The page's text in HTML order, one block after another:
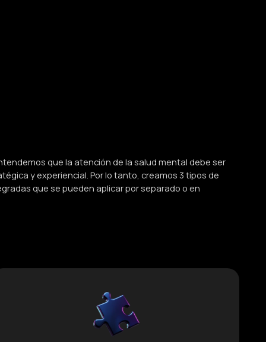
que la atención de la salud mental debe ser
y experiencial. Por lo tanto, creamos 3 tipos de
que se pueden aplicar por separado o en